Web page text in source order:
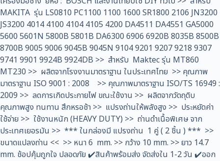
CB-
102,
CB-
103,
CB-
105,
112,
CB-
124
ชิ้น
MAKITA รุ่น LS0810 PC1100 1100 1600 SR1800 2106 JN3200
JS3200 4014 4100 4104 4105 4200 DA4511 DA4551 GA5000
5600 5601N 5800B 5801B DA6300 6906 6920B 8035B 8500B
8700B 9005 9006 9045B 9045N 9104 9201 9207 9218 9307
9741 9901 9924B 9924DB >> สำหรับ Maktec รุ่น MT860
MT230 >> ผลิตจากโรงงานมาตราฐาน ในประเทศไทย >> คุณภาพ
มาตราฐาน ISO 9001 : 2008 >> คุณภาพมาตราฐาน ISO/TS 16949 :
2009 >> ลดการเกิดประกายไฟ ขณะใช้งาน >> ผลิตจากวัดถุดิบ
คุณภาพสูง ทนทาน สึกหรอช้า >> แปรงถ่านให้พลังสูง >> ประหยัดค่า
ใช้จ่าย >> ใช้งานหนัก (HEAVY DUTY) >> ถ่านดำเนื้อพิเศษ จาก
ประเทศเยอรมัน >> *** ในกล่องมี แปรงถ่าน 1 คู่ ( 2 ชิ้น ) *** >>
ขนาดแปลงถ่าน << >> หนา 6 mm. >> กว้าง 10 mm. >> ยาว 14.7
mm. ช้อปคุ้มถูกใจ ปลอดภัย ✔️สินค้าพร้อมส่ง จัดส่งใน 1-2 วัน ✔️ออก